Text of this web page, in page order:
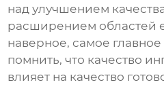
над улучшением
расширением областей
наверное, самое главное
помнить, что качество
влияет на качество